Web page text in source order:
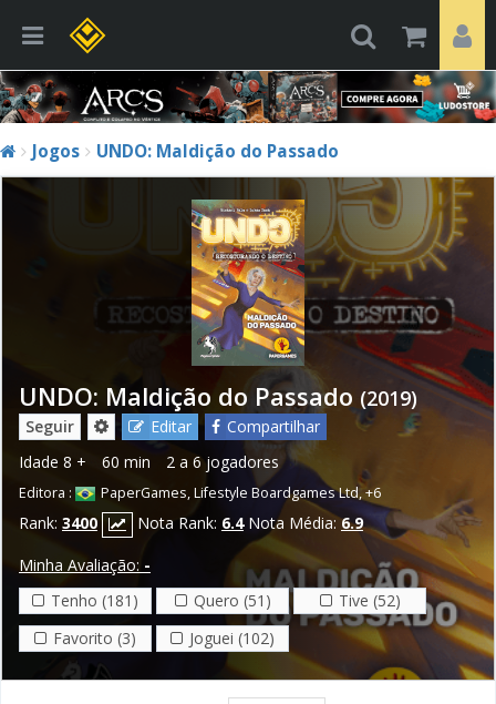
Jogos UNDO: Maldição do Passado
UNDO: Maldição do Passado (2019)
Seguir Editar
Compartilhar
Idade 8 + 60 min 2 a 6 jogadores
Editora : PaperGames,Lifestyle Boardgames Ltd,+6
Rank: 3400 Nota Rank: 6.4 Nota Média:6.9
Minha Avaliação: -
Tenho (181)
Quero (51)
Tive (52)
Favorito (3)
Joguei (102)